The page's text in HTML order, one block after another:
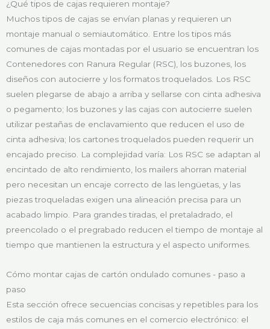
¿Qué tipos de cajas requieren montaje?
Muchos tipos de cajas se envían planas y requieren un
montaje manual o semiautomático. Entre los tipos más
comunes de cajas montadas por el usuario se encuentran los
Contenedores con Ranura Regular (RSC), los buzones, los
diseños con autocierre y los formatos troquelados. Los RSC
suelen plegarse de abajo a arriba y sellarse con cinta adhesiva
o pegamento; los buzones y las cajas con autocierre suelen
utilizar pestañas de enclavamiento que reducen el uso de
cinta adhesiva; los cartones troquelados pueden requerir un
encajado preciso. La complejidad varía: Los RSC se adaptan al
encintado de alto rendimiento, los mailers ahorran material
pero necesitan un encaje correcto de las lengüetas, y las
piezas troqueladas exigen una alineación precisa para un
acabado limpio. Para grandes tiradas, el pretaladrado, el
preencolado o el pregrabado reducen el tiempo de montaje al
tiempo que mantienen la estructura y el aspecto uniformes.
Cómo montar cajas de cartón ondulado comunes - paso a
paso
Esta sección ofrece secuencias concisas y repetibles para los
estilos de caja más comunes en el comercio electrónico: el